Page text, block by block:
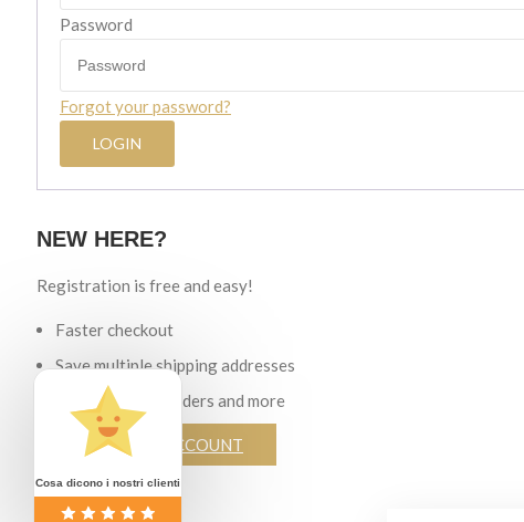
Password
Forgot your password?
NEW HERE?
Registration is free and easy!
Faster checkout
Save multiple shipping addresses
View and track orders and more
CREATE AN ACCOUNT
Cosa dicono i nostri clienti